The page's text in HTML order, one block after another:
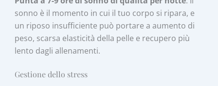
sonno è il momento in cui il tuo corpo si ripara, e
un riposo insufficiente può portare a aumento di
peso, scarsa elasticità della pelle e recupero più
lento dagli allenamenti.
Gestione dello stress